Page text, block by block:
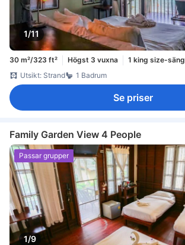
1/11
30 m²/323 ft² Högst 3 vuxna
1 king size-säng
Utsikt: Strand
1 Badrum
Se priser
Family Garden View 4 People
1/9
Passar grupper